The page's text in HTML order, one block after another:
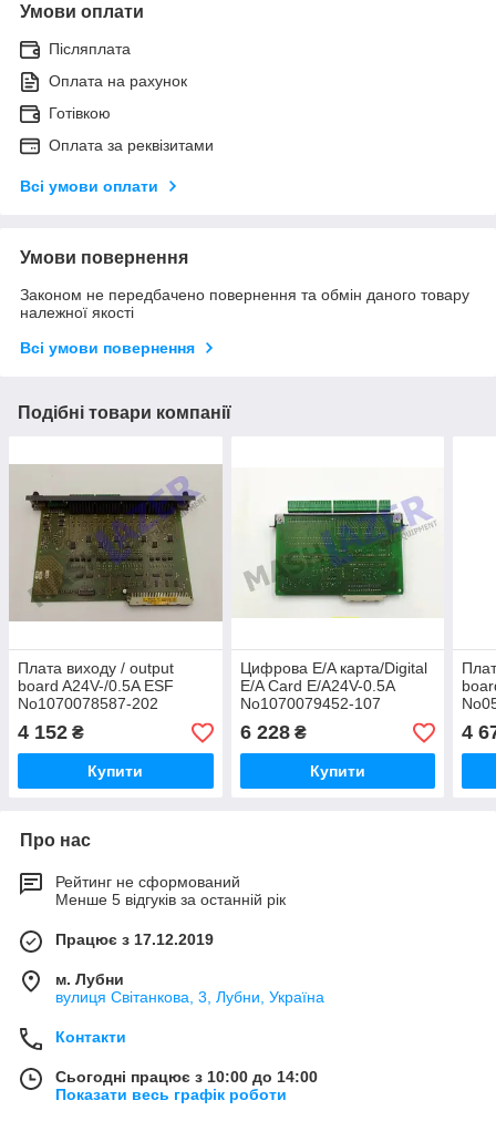
Умови оплати
Післяплата
Оплата на рахунок
Готівкою
Оплата за реквізитами
Всі умови оплати
Умови повернення
Законом не передбачено повернення та обмін даного товару
належної якості
Всі умови повернення
Подібні товари компанії
Плата виходу / output
board A24V-/0.5A ESF
No1070078587-202
BOSCH
4 152 ₴
Купити
Цифрова E/A карта/Digital
E/A Card E/A24V-0.5A
No1070079452-107
BOSCH
6 228₴
Купити
4
Про нас
Рейтинг не сформований
Менше 5 відгуків за останній рік
Працює з 17.12.2019
м. Лубни
вулиця Світанкова, 3, Лубни, Україна
Контакти
Сьогодні працює з 10:00 до 14:00
Показати весь графік роботи